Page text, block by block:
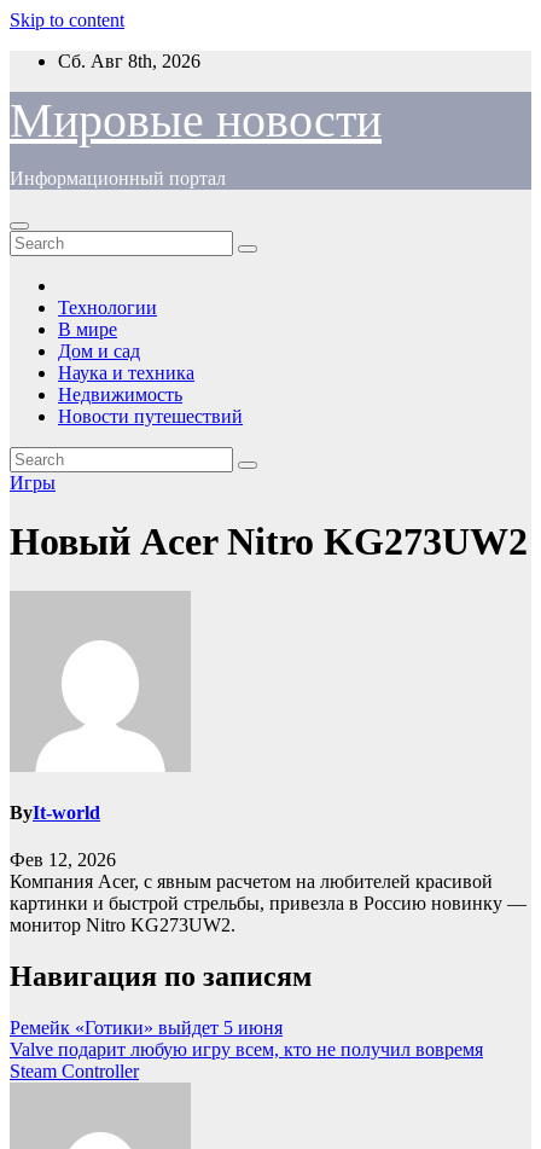
Skip to content
Сб. Авг 8th, 2026
Мировые новости
Информационный портал
Технологии
В мире
Дом и сад
Наука и техника
Недвижимость
Новости путешествий
Игры
Новый Acer Nitro KG273UW2
ByIt-world
Фев 12, 2026
Компания Acer, с явным расчетом на любителей красивой
картинки и быстрой стрельбы, привезла в Россию новинку —
монитор Nitro KG273UW2.
Навигация по записям
Ремейк «Готики» выйдет 5 июня
Valve подарит любую игру всем, кто не получил вовремя
Steam Controller